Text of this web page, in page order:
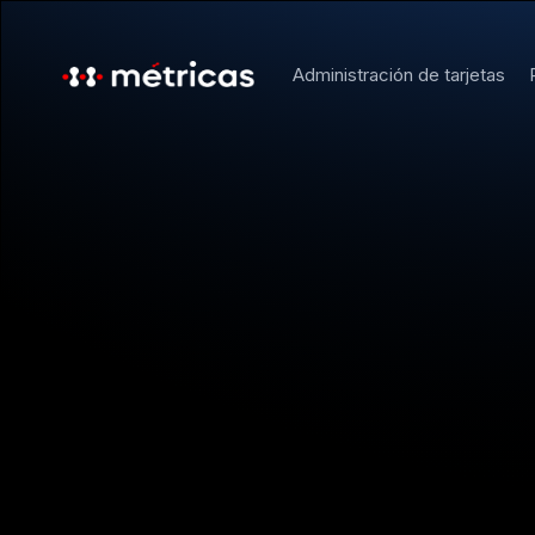
Administración de tarjetas